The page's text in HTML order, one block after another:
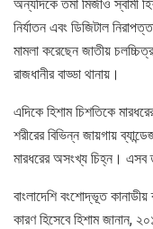
অন্যদিকে তমা মির্জাও স্বামী
নির্যাতন এবং ডিজিটাল
মামলা করেছেন জাতীয়
রাজধানীর বাড্ডা থানায়।
এদিকে হিশাম চিশতিকে
শরীরের বিভিন্ন জায়গায়
মারধরের অসংখ্য চিহ্ন। এসব
বাংলাদেশি বংশোদ্ভূত
কারণ হিসেবে হিশাম জানান,